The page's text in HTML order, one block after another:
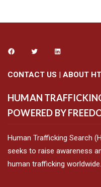
CONTACT US | ABOUT
HUMAN
POWERED BY
Human Trafficking Search
seeks to raise awareness
human trafficking worldwide.